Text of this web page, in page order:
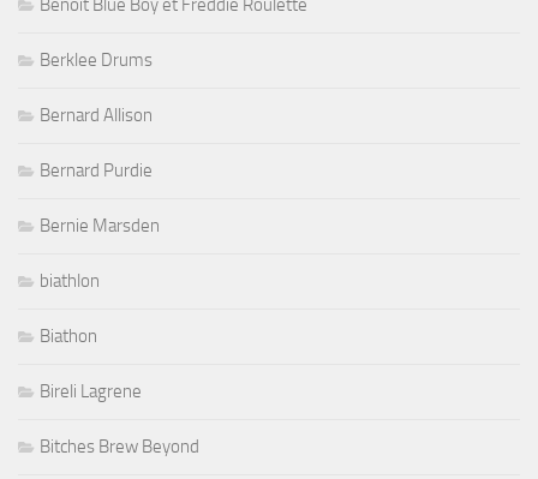
Benoit Blue Boy et Freddie Roulette
Berklee Drums
Bernard Allison
Bernard Purdie
Bernie Marsden
biathlon
Biathon
Bireli Lagrene
Bitches Brew Beyond